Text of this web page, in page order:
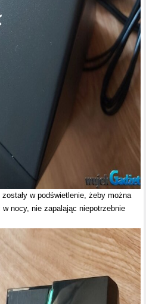
w podświetlenie, żeby można
nocy, nie zapalając niepotrzebnie